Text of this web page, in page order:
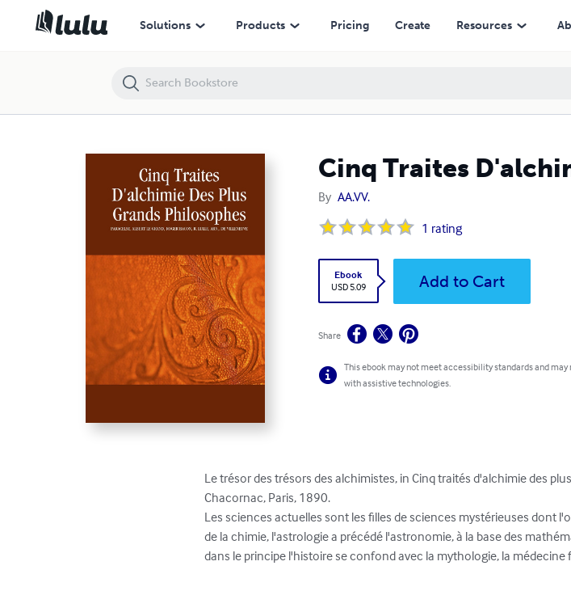
Solutions Products Pricing Create Resources
Cinq Traites
By AA.VV.
1 rating
Ebook
USD 5.09
Add to Cart
Share
This ebook may not meet accessibility standards and
with assistive technologies.
Le trésor des trésors des alchimistes, in Cinq traités d'alchimie des
Chacornac, Paris, 1890.
Les sciences actuelles sont les filles de sciences mystérieuses dont
de la chimie, l'astrologie a précédé l'astronomie, à la base des
dans le principe l'histoire se confond avec la mythologie, la
Cinq Traites D'alchimie Des Plus Grands Philosophes